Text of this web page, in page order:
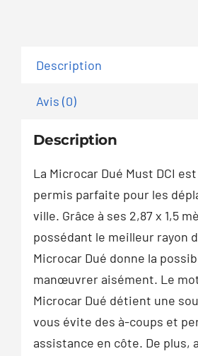
Description
Avis (0)
Description
La Microcar Dué Must DCI
permis parfaite pour les
ville. Grâce à ses 2,87 x 1,5
possédant le meilleur rayon
Microcar Dué donne la
manœuvrer aisément. Le
Microcar Dué détient une
vous évite des à-coups et
assistance en côte. De plus,